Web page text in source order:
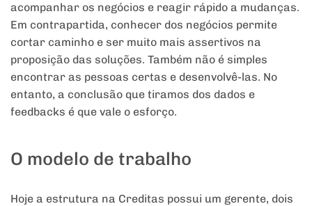
acompanhar os negócios e reagir rápido a mudanças.
Em contrapartida, conhecer dos negócios permite
cortar caminho e ser muito mais assertivos na
proposição das soluções. Também não é simples
encontrar as pessoas certas e desenvolvê-las. No
entanto, a conclusão que tiramos dos dados e
feedbacks é que vale o esforço.
O modelo de trabalho
Hoje a estrutura na Creditas possui um gerente, dois